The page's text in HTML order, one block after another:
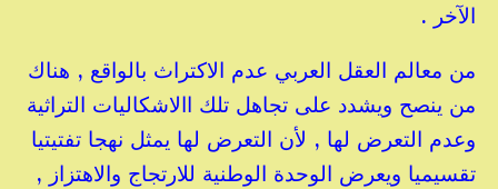
الآخر .
من معالم العقل العربي عدم الاكتراث بالواقع , هناك
من ينصح ويشدد على تجاهل تلك االاشكاليات التراثية
وعدم التعرض لها , لأن التعرض لها يمثل نهجا تفتيتيا
تقسيميا ويعرض الوحدة الوطنية للارتجاج والاهتزاز ,